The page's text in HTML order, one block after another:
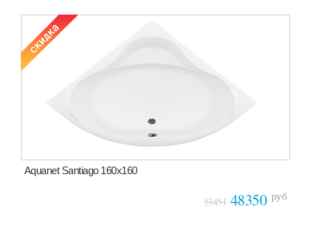
Aquanet Santiago 160x160
53451 48350 руб